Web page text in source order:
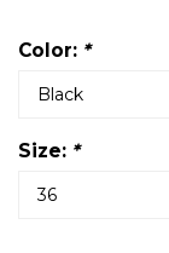
Color: *
Size: *